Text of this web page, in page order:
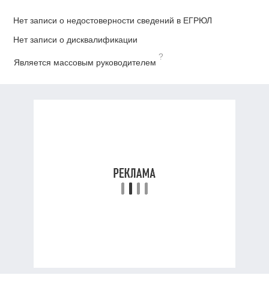
Нет записи о недостоверности сведений в ЕГРЮЛ
Нет записи о дисквалификации
Является массовым руководителем
?